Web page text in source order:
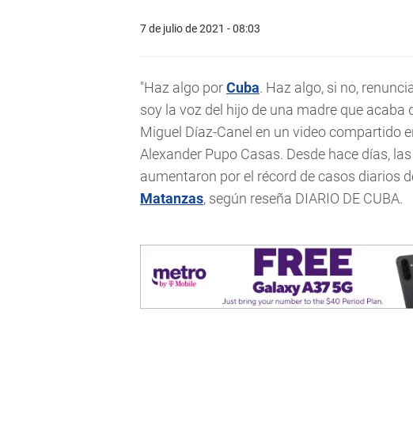
7 de julio de 2021 - 08:03
"Haz algo porCuba. Haz algo, si no,
soy la voz del hijo de una madre que acaba
Miguel Díaz-Canel en un video compartido
Alexander Pupo Casas. Desde hace días,
aumentaron por el récord de casos diarios
Matanzas, según reseña DIARIO DE CUBA.